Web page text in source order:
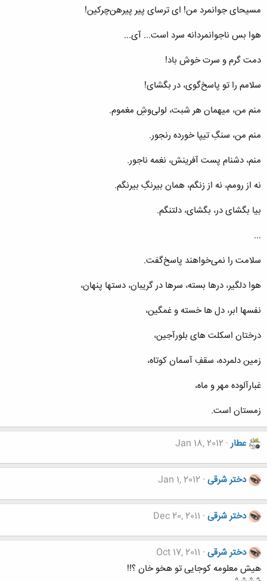
مسیحای جوانمرد من‌! ای ترسای پیر پیرهن‌چرکین‌!
هوا بس ناجوانمردانه سرد است‌... آی‌...
دمت گرم و سرت خوش باد!
سلامم را تو پاسخ‌گوی‌، در بگشای‌!
منم من‌، میهمان هر شبت‌، لولی‌وش‌ِ مغموم‌.
منم من‌، سنگ‌ِ تیپا خورده رنجور.
منم‌، دشنام پست آفرینش‌، نغمه ناجور.
نه از رومم‌، نه از زنگم‌، همان بیرنگ‌ِ بیرنگم‌.
بیا بگشای در، بگشای‌، دلتنگم‌.
...
سلامت را نمی‌خواهند پاسخ‌گفت‌.
هوا دلگیر، درها بسته‌، سرها در گریبان‌، دستها پنهان‌،
نفسها ابر، دل ها خسته و غمگین‌،
درختان اسکلت های بلورآجین‌،
زمین دلمرده‌، سقف‌ِ آسمان کوتاه‌،
غبارآلوده مهر و ماه‌،
زمستان است‌.
عطار Jan 18, 2012
دختر شرقی Jan 1, 2012
دختر شرقی Dec 20, 2011
دختر شرقی Oct 17, 2011
هیش معلومه کوجایی تو هخو خان ؟!!